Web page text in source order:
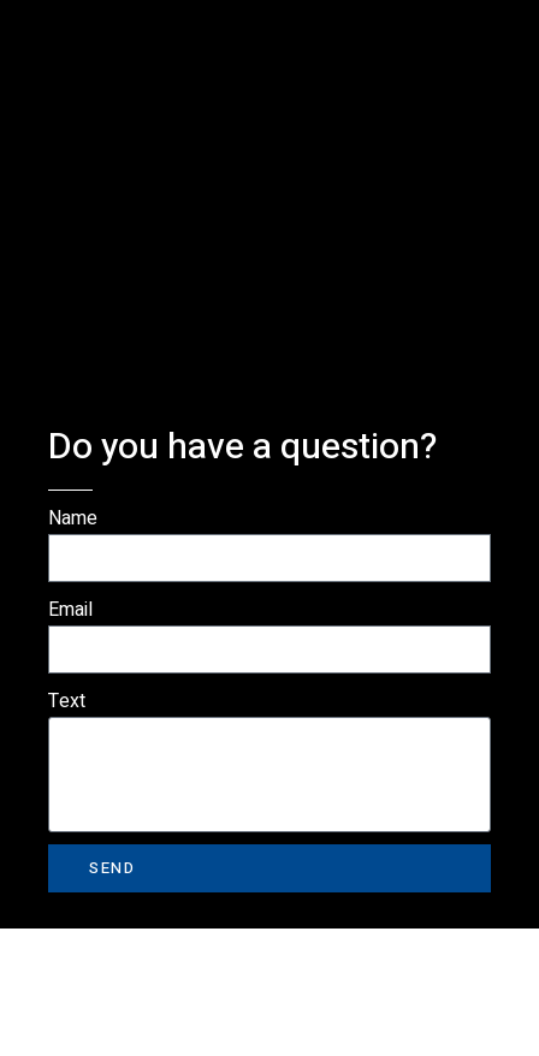
Do you have a question?
Name
Email
Text
SEND